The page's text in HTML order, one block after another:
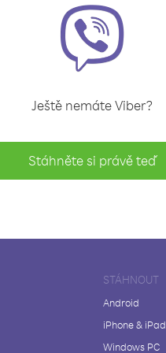
Ještě nemáte Viber?
Stáhněte si právě teď
STÁHNOUT
Android
iPhone & iPad
Windows PC